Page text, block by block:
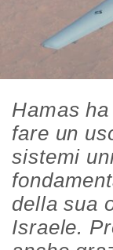
Hamas
fare un
sistemi
della sua
Israele.